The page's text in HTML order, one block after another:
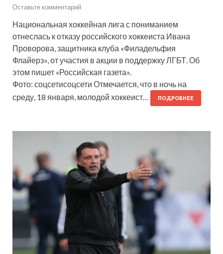
Оставьте комментарий
Национальная хоккейная лига с пониманием
отнеслась к отказу российского хоккеиста Ивана
Проворова, защитника клуба «Филадельфия
Флайерз», от участия в акции в поддержку ЛГБТ. Об
этом пишет «Российская газета».
Фото: соцсетисоцсети Отмечается, что в ночь на
среду, 18 января, молодой хоккеист…
ПОДРОБНЕЕ